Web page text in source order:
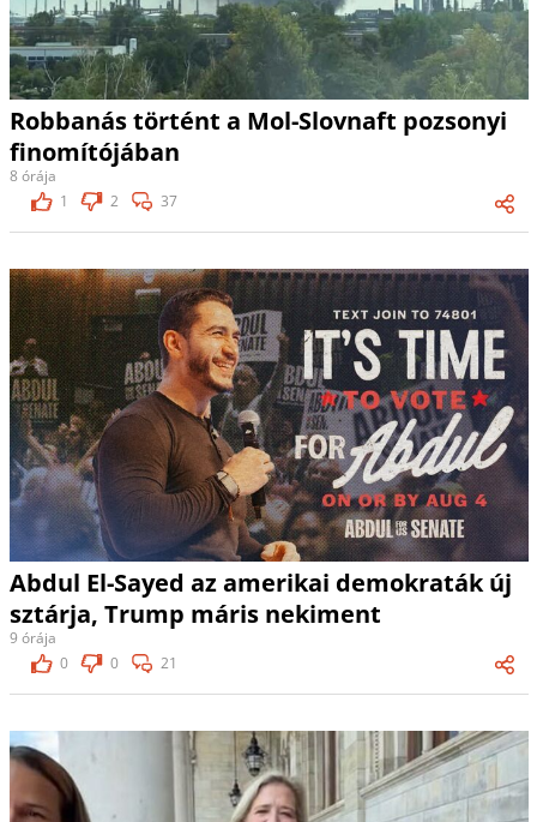
Robbanás történt a Mol-Slovnaft pozsonyi
finomítójában
8 órája
1
2 37
Abdul El-Sayed az amerikai demokraták új
sztárja, Trump máris nekiment
9 órája
0
0 21